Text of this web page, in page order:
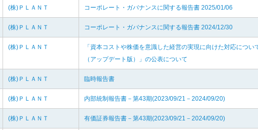
(株)ＰＬＡＮＴ コーポレート・ガバナンスに関する報告書 2025/01/06
(株)ＰＬＡＮＴ コーポレート・ガバナンスに関する報告書 2024/12/30
(株)ＰＬＡＮＴ
「資本コストや株価を意識した経営の実現に向けた対応につい
（アップデート版）」の公表について
(株)ＰＬＡＮＴ 臨時報告書
(株)ＰＬＡＮＴ 内部統制報告書－第43期(2023/09/21－2024/09/20)
(株)ＰＬＡＮＴ 有価証券報告書－第43期(2023/09/21－2024/09/20)